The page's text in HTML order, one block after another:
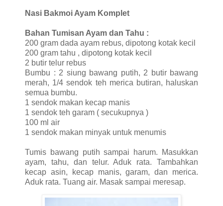
Nasi Bakmoi Ayam Komplet
Bahan Tumisan Ayam dan Tahu :
200 gram dada ayam rebus, dipotong kotak kecil
200 gram tahu , dipotong kotak kecil
2 butir telur rebus
Bumbu : 2 siung bawang putih, 2 butir bawang
merah, 1/4 sendok teh merica butiran, haluskan
semua bumbu.
1 sendok makan kecap manis
1 sendok teh garam ( secukupnya )
100 ml air
1 sendok makan minyak untuk menumis
Tumis bawang putih sampai harum. Masukkan
ayam, tahu, dan telur. Aduk rata. Tambahkan
kecap asin, kecap manis, garam, dan merica.
Aduk rata. Tuang air. Masak sampai meresap.